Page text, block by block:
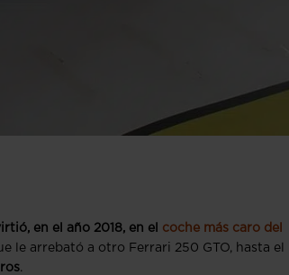
en el año 2018, en el coche más caro del
le arrebató a otro Ferrari 250 GTO, hasta el
.